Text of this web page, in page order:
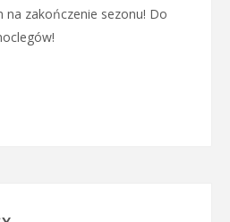
zakończenie sezonu! Do